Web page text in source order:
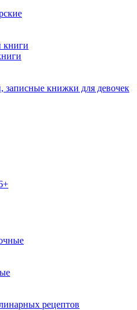
книги
записные книжки для девочек
рецептов